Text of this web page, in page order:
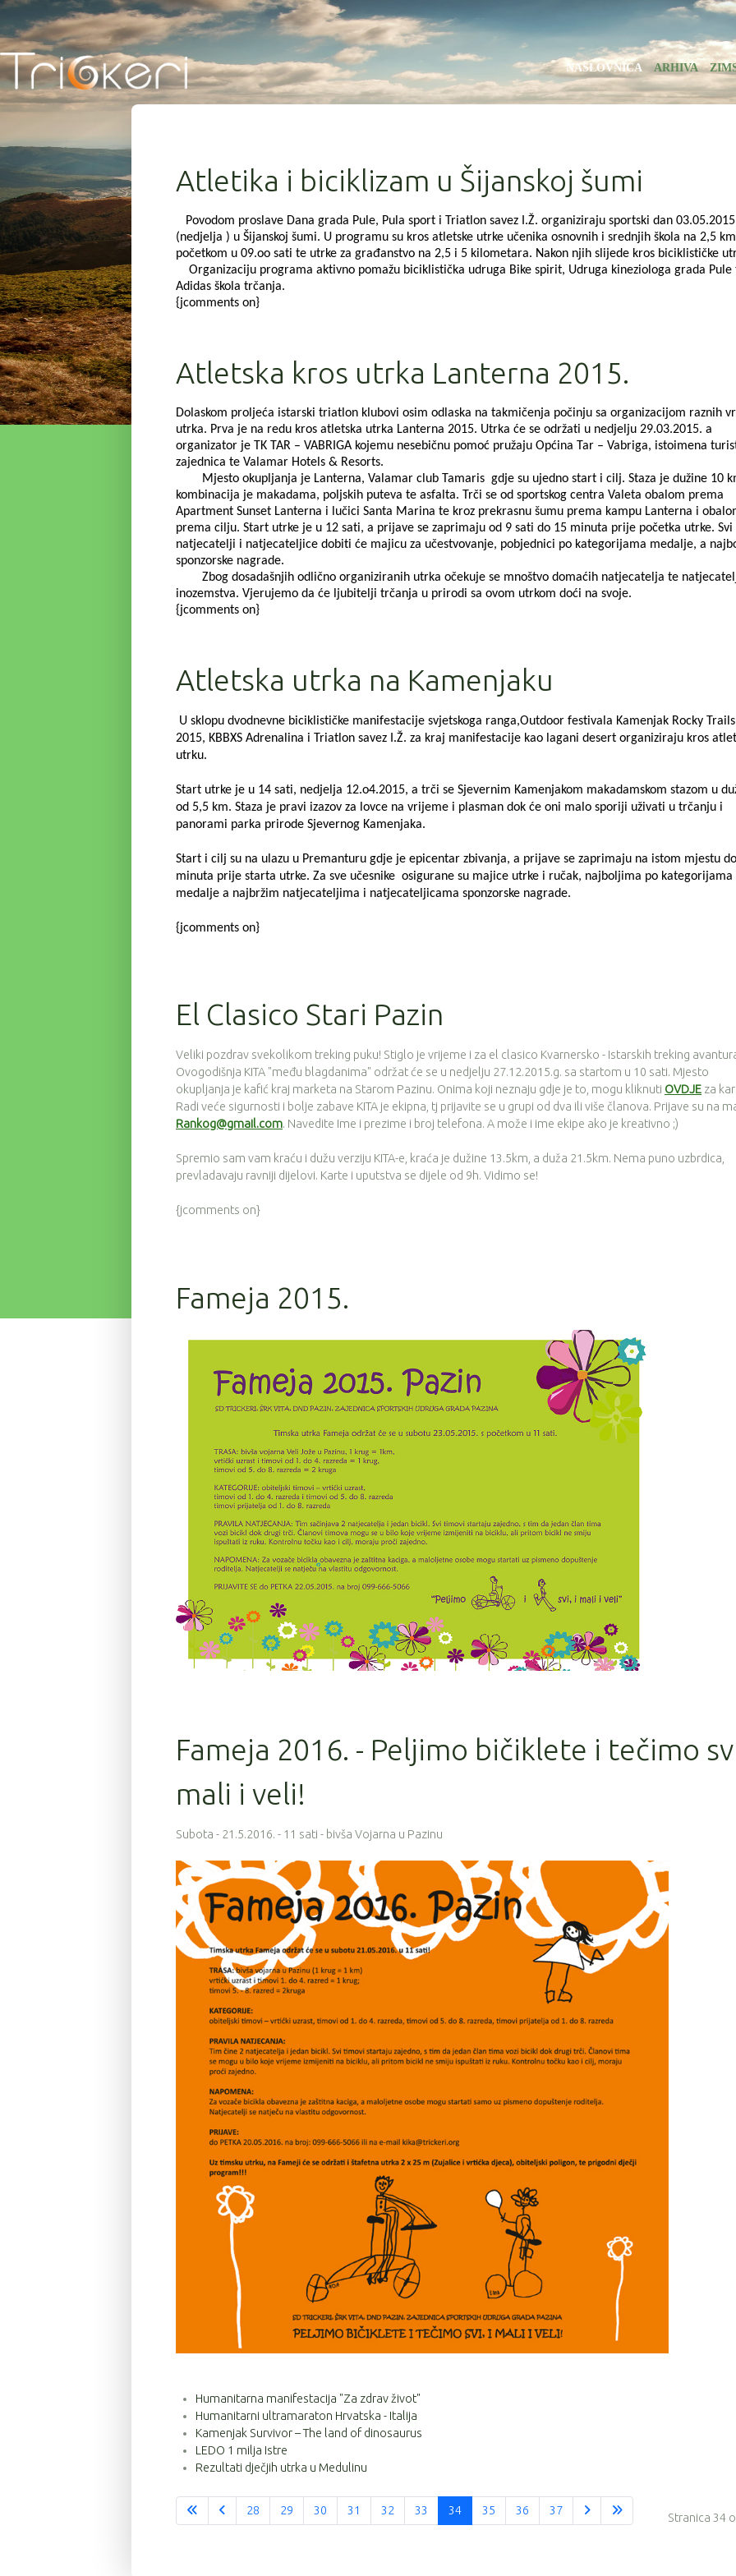
NASLOVNICA ARHIVA
Atletika i biciklizam u Šijanskoj šumi
Povodom proslave Dana grada Pule, Pula sport i Triatlon savez I.Ž. organiziraju sportski dan
(nedjelja ) u Šijanskoj šumi. U programu su kros atletske utrke učenika osnovnih i srednjih škola na 2,5
početkom u 09.oo sati te utrke za građanstvo na 2,5 i 5 kilometara. Nakon njih slijede kros biciklističke
Organizaciju programa aktivno pomažu biciklistička udruga Bike spirit, Udruga kineziologa grada Pule
Adidas škola trčanja.
{jcomments on}
Atletska kros utrka Lanterna 2015.
Dolaskom proljeća istarski triatlon klubovi osim odlaska na takmičenja počinju sa organizacijom raznih
utrka. Prva je na redu kros atletska utrka Lanterna 2015. Utrka će se održati u nedjelju 29.03.2015. a
organizator je TK TAR – VABRIGA kojemu nesebičnu pomoć pružaju Općina Tar – Vabriga, istoimena
zajednica te Valamar Hotels & Resorts.
Mjesto okupljanja je Lanterna, Valamar club Tamaris gdje su ujedno start i cilj. Staza je dužine 10
kombinacija je makadama, poljskih puteva te asfalta. Trči se od sportskog centra Valeta obalom prema
Apartment Sunset Lanterna i lučici Santa Marina te kroz prekrasnu šumu prema kampu Lanterna i
prema cilju. Start utrke je u 12 sati, a prijave se zaprimaju od 9 sati do 15 minuta prije početka utrke. Svi
natjecatelji i natjecateljice dobiti će majicu za učestvovanje, pobjednici po kategorijama medalje, a
sponzorske nagrade.
Zbog dosadašnjih odlično organiziranih utrka očekuje se mnoštvo domaćih natjecatelja te
inozemstva. Vjerujemo da će ljubitelji trčanja u prirodi sa ovom utrkom doći na svoje.
{jcomments on}
Atletska utrka na Kamenjaku
U sklopu dvodnevne biciklističke manifestacije svjetskoga ranga,Outdoor festivala Kamenjak Rocky Trails
2015, KBBXS Adrenalina i Triatlon savez I.Ž. za kraj manifestacije kao lagani desert organiziraju kros
utrku.
Start utrke je u 14 sati, nedjelja 12.o4.2015, a trči se Sjevernim Kamenjakom makadamskom stazom u
od 5,5 km. Staza je pravi izazov za lovce na vrijeme i plasman dok će oni malo sporiji uživati u trčanju i
panorami parka prirode Sjevernog Kamenjaka.
Start i cilj su na ulazu u Premanturu gdje je epicentar zbivanja, a prijave se zaprimaju na istom mjestu
minuta prije starta utrke. Za sve učesnike osigurane su majice utrke i ručak, najboljima po kategorijama
medalje a najbržim natjecateljima i natjecateljicama sponzorske nagrade.
{jcomments on}
El Clasico Stari Pazin
Veliki pozdrav svekolikom treking puku! Stiglo je vrijeme i za el clasico Kvarnersko - Istarskih treking
Ovogodišnja KITA "među blagdanima" održat će se u nedjelju 27.12.2015.g. sa startom u 10 sati. Mjesto
okupljanja je kafić kraj marketa na Starom Pazinu. Onima koji neznaju gdje je to, mogu kliknuti OVDJE za
Radi veće sigurnosti i bolje zabave KITA je ekipna, tj prijavite se u grupi od dva ili više članova. Prijave su na
Rankog@gmail.com. Navedite Ime i prezime i broj telefona. A može i ime ekipe ako je kreativno ;)
Spremio sam vam kraću i dužu verziju KITA-e, kraća je dužine 13.5km, a duža 21.5km. Nema puno uzbrdica,
prevladavaju ravniji dijelovi. Karte i uputstva se dijele od 9h. Vidimo se!
{jcomments on}
Fameja 2015.
Fameja 2016. - Peljimo bičiklete i tečimo
mali i veli!
Subota - 21.5.2016. - 11 sati - bivša Vojarna u Pazinu
Humanitarna manifestacija "Za zdrav život"
Humanitarni ultramaraton Hrvatska - Italija
Kamenjak Survivor – The land of dinosaurus
LEDO 1 milja Istre
Rezultati dječjih utrka u Medulinu
Stranica 34
28 29 30 31 32 33 34 35 36 37